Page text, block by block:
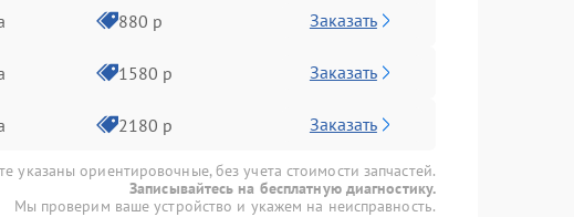
880 р Заказать
1580 р Заказать
2180 р Заказать
указаны ориентировочные, без учета стоимости запчастей.
Записывайтесь на бесплатную диагностику.
Мы проверим ваше устройство и укажем на неисправность.